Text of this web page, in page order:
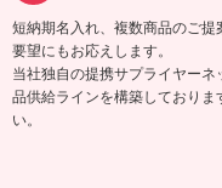
短納期名入れ、複数商品のご
要望にもお応えします。
当社独自の提携サプライヤー
品供給ラインを構築しており
い。